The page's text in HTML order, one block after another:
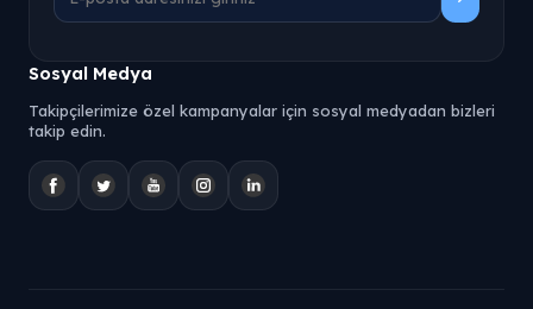
Sosyal Medya
Takipçilerimize özel kampanyalar için sosyal medyadan bizleri
takip edin.